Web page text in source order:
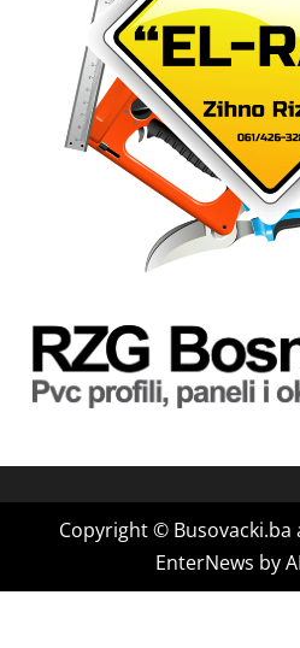
Copyright © Busovacki.ba
EnterNews by